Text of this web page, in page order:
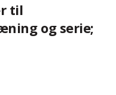
til
og serie;